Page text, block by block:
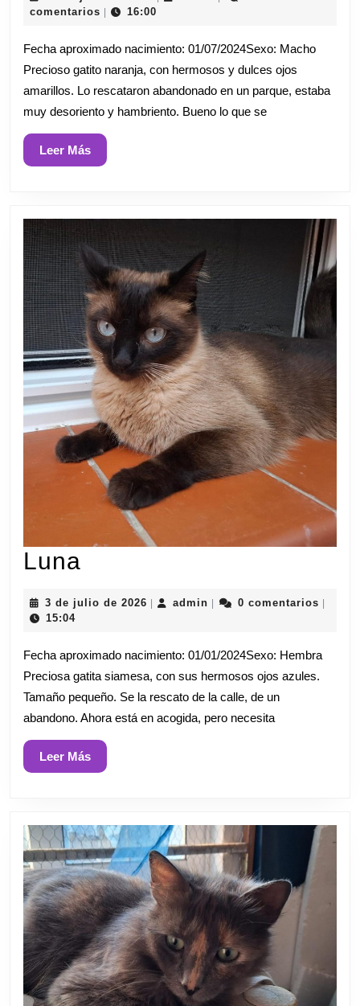
de
de
2026
comentarios
16:00
Fecha aproximado nacimiento: 01/07/2024Sexo: Macho
Precioso gatito naranja, con hermosos y dulces ojos
amarillos. Lo rescataron abandonado en un parque, estaba
muy desoriento y hambriento. Bueno lo que se
Leer MásLeer
Más
Luna
3 de julio de 2026 3
2026
admin admin0 comentarios
15:04
Fecha aproximado nacimiento: 01/01/2024Sexo: Hembra
Preciosa gatita siamesa, con sus hermosos ojos azules.
Tamaño pequeño. Se la rescato de la calle, de un
abandono. Ahora está en acogida, pero necesita
Leer MásLeer
Más